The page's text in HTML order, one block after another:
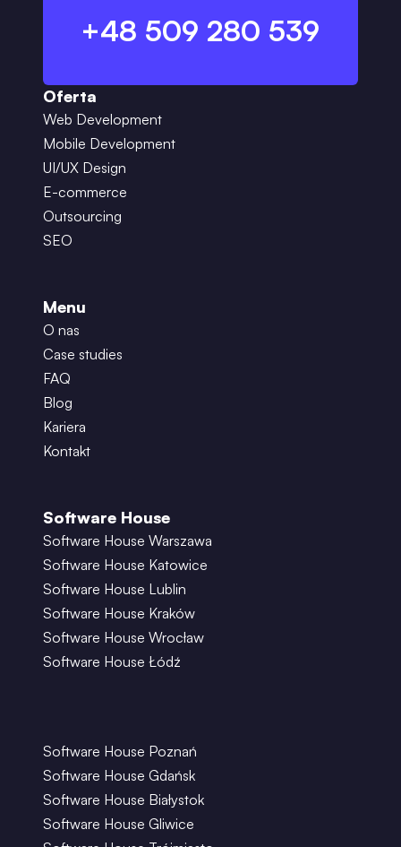
+48 509 280 539
Oferta
Web Development
Mobile Development
UI/UX Design
E-commerce
Outsourcing
SEO
Menu
O nas
Case studies
FAQ
Blog
Kariera
Kontakt
Software House
Software House Warszawa
Software House Katowice
Software House Lublin
Software House Kraków
Software House Wrocław
Software House Łódź
Software House Poznań
Software House Gdańsk
Software House Białystok
Software House Gliwice